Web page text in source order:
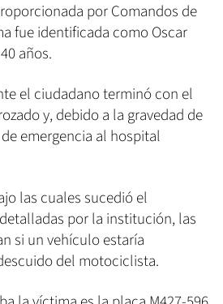
por Comandos de
fue identificada como Oscar
años.
el ciudadano terminó con el
y, debido a la gravedad de
emergencia al hospital
las cuales sucedió el
por la institución, las
si un vehículo estaría
del motociclista.